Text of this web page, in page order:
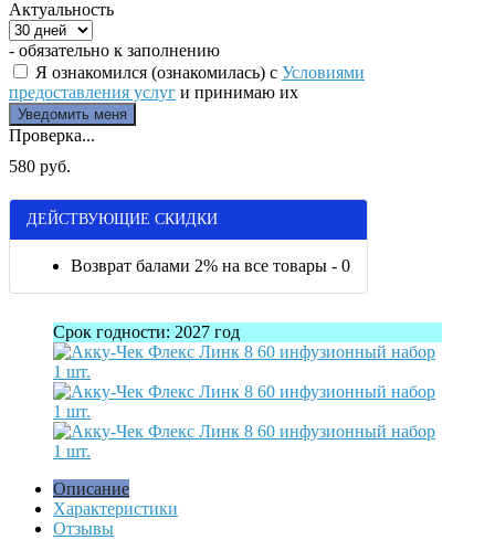
Актуальность
- обязательно к заполнению
Я ознакомился (ознакомилась) с Условиями
предоставления услуг и принимаю их
Проверка...
580 руб.
ДЕЙСТВУЮЩИЕ СКИДКИ
Возврат балами 2% на все товары - 0
Срок годности: 2027 год
Описание
Характеристики
Отзывы